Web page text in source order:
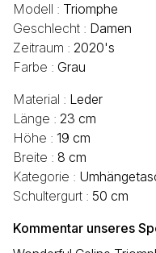
Modell : Triomphe
Geschlecht : Damen
Zeitraum : 2020's
Farbe : Grau
Material : Leder
Länge : 23 cm
Höhe : 19 cm
Breite : 8 cm
Kategorie :
Schultergurt : 50 cm
Kommentar unseres